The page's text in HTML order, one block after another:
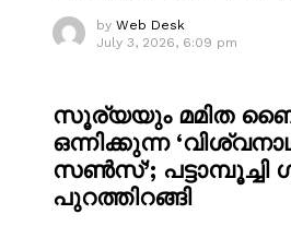
by Web Desk
July 3, 2026, 6:09 pm
സൂര്യയും മമിത
ഒന്നിക്കുന്ന
സൺസ്’; പട്ടാമ്പൂച്ചി
പുറത്തിറങ്ങി